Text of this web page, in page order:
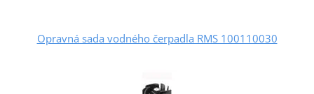
Opravná sada vodného čerpadla RMS 100110030